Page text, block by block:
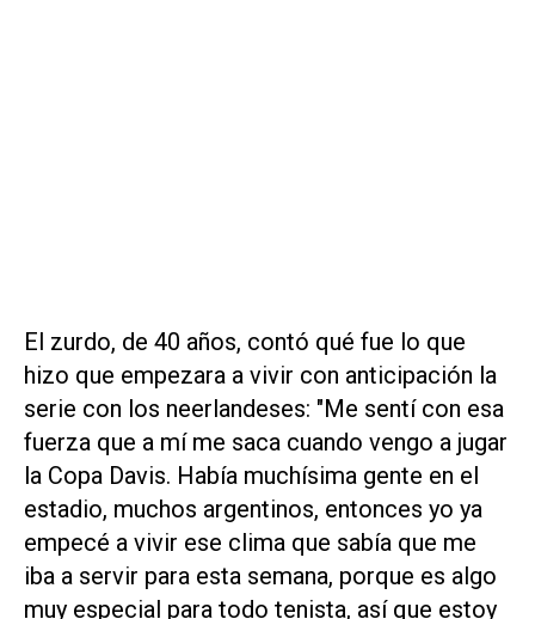
El zurdo, de 40 años, contó qué fue lo que
hizo que empezara a vivir con anticipación la
serie con los neerlandeses: "Me sentí con esa
fuerza que a mí me saca cuando vengo a jugar
la Copa Davis. Había muchísima gente en el
estadio, muchos argentinos, entonces yo ya
empecé a vivir ese clima que sabía que me
iba a servir para esta semana, porque es algo
muy especial para todo tenista, así que estoy